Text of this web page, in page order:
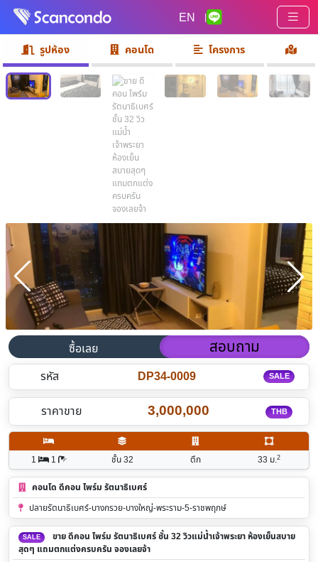
EN |
รูปห้อง คอนโด โครงการ
ซื้อเลย สอบถาม
รหัส DP34-0009 SALE
ราคาขาย 3,000,000 THB
1 1 ชั้น 32 ตึก 33 ม.2
คอนโด ดีคอน ไพร์ม รัตนาธิเบศร์
ปลายรัตนาธิเบศร์-บางกรวย-บางใหญ่-พระราม-5-ราชพฤกษ์
SALE
ขาย ดีคอน ไพร์ม รัตนาธิเบศร์ ชั้น 32 วิวแม่น้ำเจ้าพระยา ห้องเย็นสบาย
สุดๆ แถมตกแต่งครบครัน จองเลยจ้า